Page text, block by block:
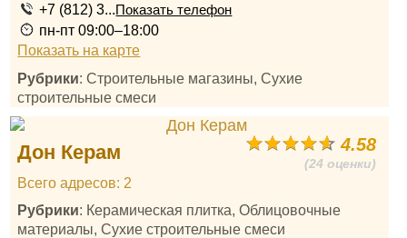
+7 (812) 3...Показать телефон
пн-пт 09:00–18:00
Показать на карте
Рубрики: Строительные магазины, Сухие
строительные смеси
4.58
(24 оценки)
Дон Керам
Всего адресов: 2
Рубрики: Керамическая плитка, Облицовочные
материалы, Сухие строительные смеси